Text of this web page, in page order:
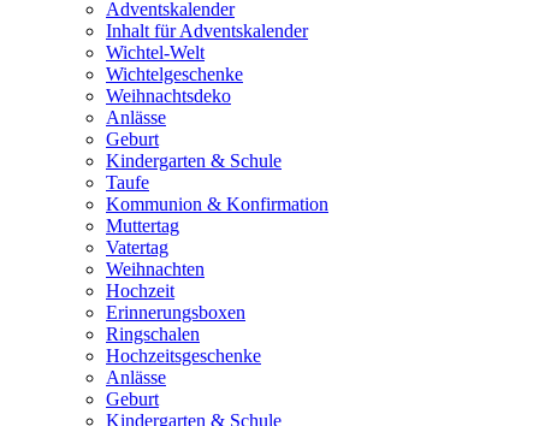
Adventskalender
Inhalt für Adventskalender
Wichtel-Welt
Wichtelgeschenke
Weihnachtsdeko
Anlässe
Geburt
Kindergarten & Schule
Taufe
Kommunion & Konfirmation
Muttertag
Vatertag
Weihnachten
Hochzeit
Erinnerungsboxen
Ringschalen
Hochzeitsgeschenke
Anlässe
Geburt
Kindergarten & Schule